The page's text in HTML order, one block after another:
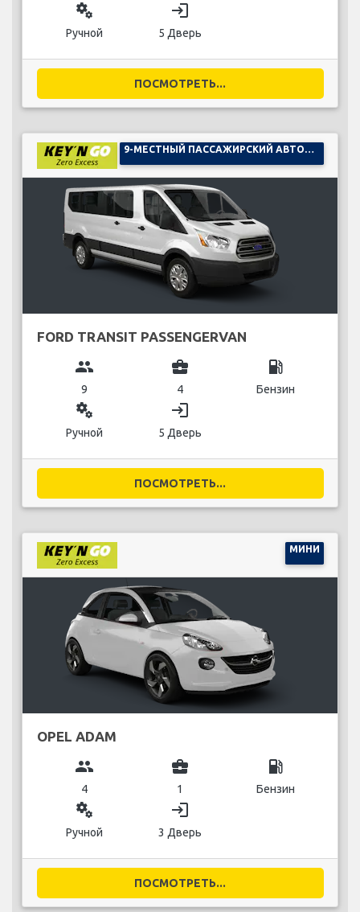
miscellaneous_services
Ручной
login
5 Дверь
ПОСМОТРЕТЬ...
FORD TRANSIT PASSENGERVAN
group
9
business_center
4
local_gas_station
Бензин
miscellaneous_services
Ручной
login
5 Дверь
ПОСМОТРЕТЬ...
МИНИ
OPEL ADAM
group
4
business_center
1
local_gas_station
Бензин
miscellaneous_services
Ручной
login
3 Дверь
ПОСМОТРЕТЬ...